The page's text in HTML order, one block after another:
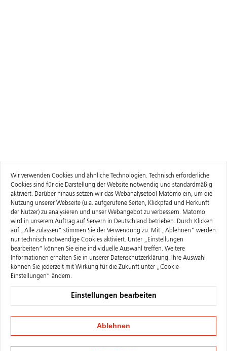
Wir verwenden Cookies und ähnliche Technologien. Technisch erforderliche
Cookies sind für die Darstellung der Website notwendig und standardmäßig
aktiviert. Darüber hinaus setzen wir das Webanalysetool Matomo ein, um die
Nutzung unserer Webseite (u.a. aufgerufene Seiten, Klickpfad und Herkunft
der Nutzer) zu analysieren und unser Webangebot zu verbessern. Matomo
wird in unserem Auftrag auf Servern in Deutschland betrieben. Durch Klicken
auf „Alle zulassen“ stimmen Sie der Verwendung zu. Mit „Ablehnen" werden
nur technisch notwendige Cookies aktiviert. Unter „Einstellungen
bearbeiten“ können Sie eine individuelle Auswahl treffen. Weitere
Informationen erhalten Sie in unserer Datenschutzerklärung. Ihre Auswahl
können Sie jederzeit mit Wirkung für die Zukunft unter „Cookie-
Einstellungen“ ändern.
Einstellungen bearbeiten
Ablehnen